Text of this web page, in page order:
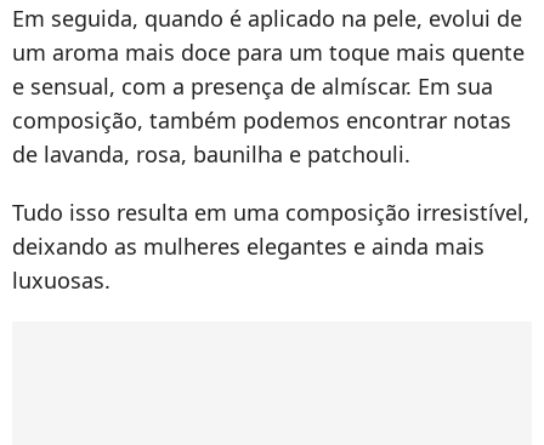
Em seguida, quando é aplicado na pele, evolui de
um aroma mais doce para um toque mais quente
e sensual, com a presença de almíscar. Em sua
composição, também podemos encontrar notas
de lavanda, rosa, baunilha e patchouli.
Tudo isso resulta em uma composição irresistível,
deixando as mulheres elegantes e ainda mais
luxuosas.